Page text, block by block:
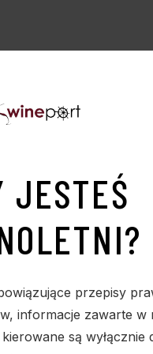
JESTEŚ
przepisy
informacje zawarte w
są wyłącznie